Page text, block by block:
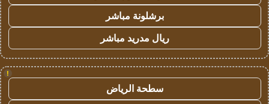
برشلونة مباشر
ريال مدريد مباشر
!
سطحة الرياض